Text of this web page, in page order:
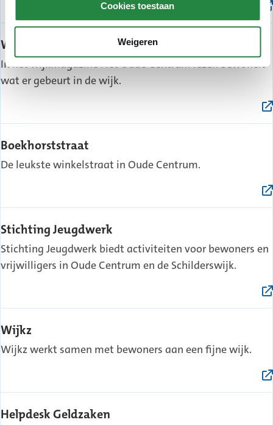
Cookies toestaan
Weigeren
Wijkmagazine
(Externe
link)
In het wijkmagazine Het Oude Centrum lezen bewoners
wat er gebeurt in de wijk.
Boekhorststraat
link)
De leukste winkelstraat in Oude Centrum.
Stichting Jeugdwerk
link)
Stichting Jeugdwerk biedt activiteiten voor bewoners en
vrijwilligers in Oude Centrum en de Schilderswijk.
Wijkz
link)
Wijkz werkt samen met bewoners aan een fijne wijk.
Helpdesk Geldzaken